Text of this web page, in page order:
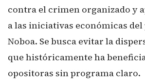
contra el crimen organizado y
a las iniciativas económicas
Noboa. Se busca evitar la
que históricamente ha
opositoras sin programa claro.